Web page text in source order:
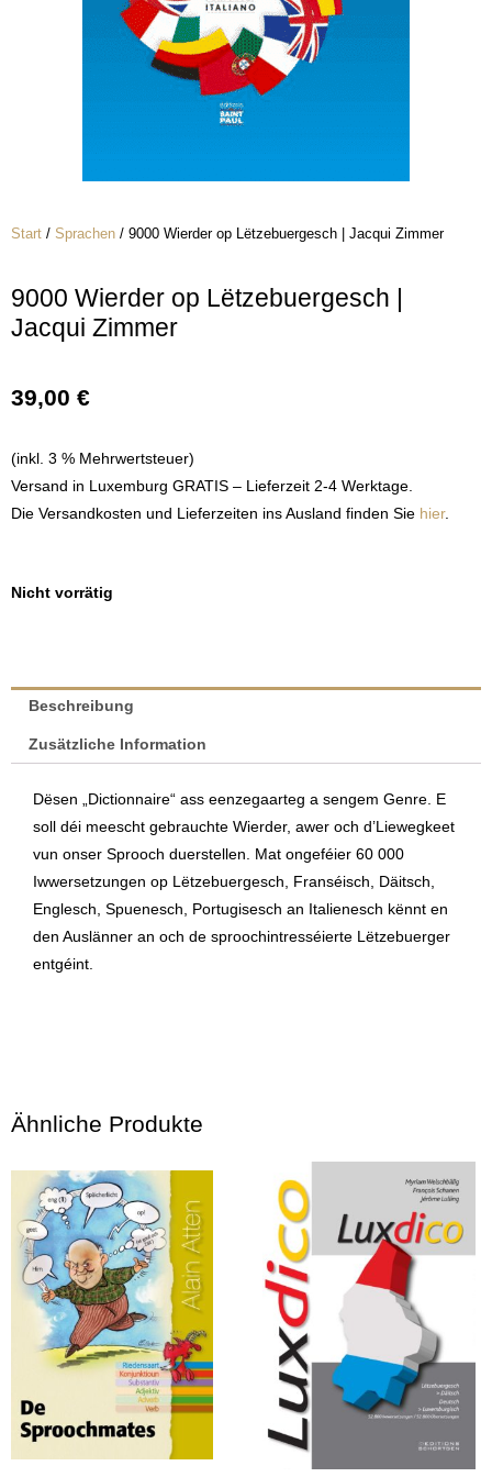
Start / Sprachen / 9000 Wierder op Lëtzebuergesch | Jacqui Zimmer
9000 Wierder op Lëtzebuergesch |
Jacqui Zimmer
39,00 €
(inkl. 3 % Mehrwertsteuer)
Versand in Luxemburg GRATIS – Lieferzeit 2-4 Werktage.
Die Versandkosten und Lieferzeiten ins Ausland finden Sie hier.
Nicht vorrätig
Beschreibung
Zusätzliche Information
Dësen „Dictionnaire“ ass eenzegaarteg a sengem Genre. E
soll déi meescht gebrauchte Wierder, awer och d’Liewegkeet
vun onser Sprooch duerstellen. Mat ongeféier 60 000
Iwwersetzungen op Lëtzebuergesch, Franséisch, Däitsch,
Englesch, Spuenesch, Portugisesch an Italienesch kënnt en
den Auslänner an och de sproochintresséierte Lëtzebuerger
entgéint.
Ähnliche Produkte